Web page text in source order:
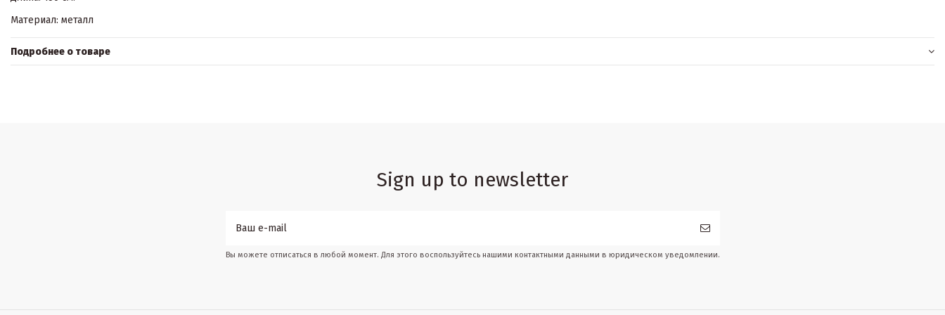
Материал: металл
Подробнее о товаре
Sign up to newsletter
Вы можете отписаться в любой момент. Для этого воспользуйтесь нашими контактными данными в юридическом уведомлении.